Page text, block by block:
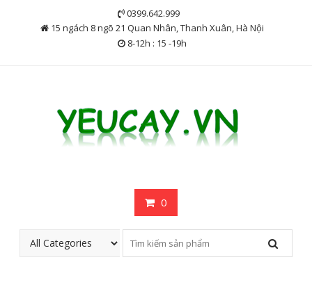
0399.642.999
15 ngách 8 ngõ 21 Quan Nhân, Thanh Xuân, Hà Nội
8-12h : 15 -19h
0